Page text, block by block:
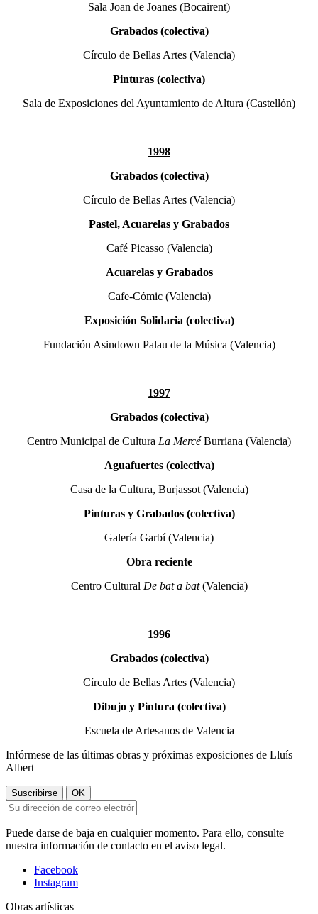
Sala Joan de Joanes (Bocairent)
Grabados (colectiva)
Círculo de Bellas Artes (Valencia)
Pinturas (colectiva)
Sala de Exposiciones del Ayuntamiento de Altura (Castellón)
1998
Grabados (colectiva)
Círculo de Bellas Artes (Valencia)
Pastel, Acuarelas y Grabados
Café Picasso (Valencia)
Acuarelas y Grabados
Cafe-Cómic (Valencia)
Exposición Solidaria (colectiva)
Fundación Asindown Palau de la Música (Valencia)
1997
Grabados (colectiva)
Centro Municipal de Cultura La MercéBurriana (Valencia)
Aguafuertes (colectiva)
Casa de la Cultura, Burjassot (Valencia)
Pinturas y Grabados (colectiva)
Galería Garbí (Valencia)
Obra reciente
Centro Cultural De bat a bat(Valencia)
1996
Grabados (colectiva)
Círculo de Bellas Artes (Valencia)
Dibujo y Pintura (colectiva)
Escuela de Artesanos de Valencia
Infórmese de las últimas obras y próximas exposiciones de Lluís
Albert
Puede darse de baja en cualquier momento. Para ello, consulte
nuestra información de contacto en el aviso legal.
Facebook
Instagram
Obras artísticas